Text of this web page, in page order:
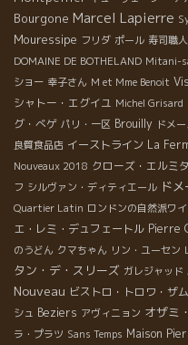
Bourgone Marcel Lapierre
Mouressipe フリダ ポール 寿司職
DOMAINE DE BOTHELAND Mitani-
ショー 幸子さん M et Mme Benoit
シャトー・エグイユ Michel Grisard
グ・べゲ パリ・一区 Brouilly ドメ
良質食品店 イーストライン La
Nouveaux 2018 クローズ・エルミ
フ シルヴァン・ディティエール ド
Quartier Latin ロンドンの自然派ワ
エ・レミ・デュフェートル Pierre
のうどん クマちゃん リン・ユーセン
タン・デ・スリーズ ガレジャッド
Nouveau ビストロ・トロワ・ザ
シュ Beziers アヴィニョン オザミ
ラ・プラツ Sans Temps Maison